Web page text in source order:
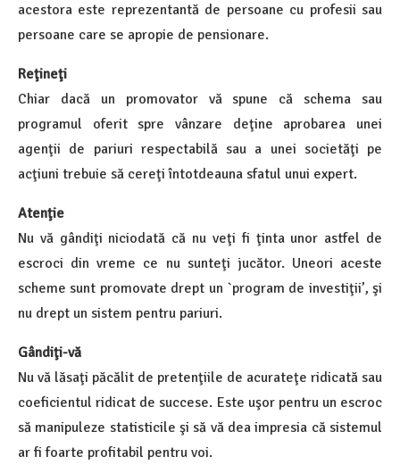
acestora este reprezentantă de persoane cu profesii sau
persoane care se apropie de pensionare.
Reţineţi
Chiar dacă un promovator vă spune că schema sau
programul oferit spre vânzare deţine aprobarea unei
agenţii de pariuri respectabilă sau a unei societăţi pe
acţiuni trebuie să cereţi întotdeauna sfatul unui expert.
Atenţie
Nu vă gândiţi niciodată că nu veţi fi ţinta unor astfel de
escroci din vreme ce nu sunteţi jucător. Uneori aceste
scheme sunt promovate drept un `program de investiţii’, şi
nu drept un sistem pentru pariuri.
Gândiţi-vă
Nu vă lăsaţi păcălit de pretenţiile de acurateţe ridicată sau
coeficientul ridicat de succese. Este uşor pentru un escroc
să manipuleze statisticile şi să vă dea impresia că sistemul
ar fi foarte profitabil pentru voi.